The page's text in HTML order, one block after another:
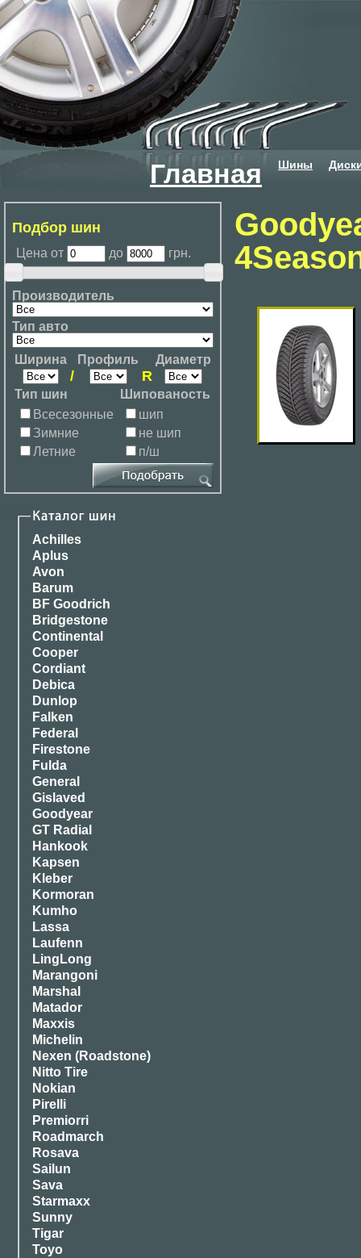
Главная Шины
Подбор шин
Цена от до грн.
Производитель
Тип авто
Ширина Профиль Диаметр
/ R
Тип шин
Шипованость
Всесезонные
Зимние
Летние
шип
не шип
п/ш
Achilles
Aplus
Avon
Barum
BF Goodrich
Bridgestone
Continental
Cooper
Cordiant
Debica
Dunlop
Falken
Federal
Firestone
Fulda
General
Gislaved
Goodyear
GT Radial
Hankook
Kapsen
Kleber
Kormoran
Kumho
Lassa
Laufenn
LingLong
Marangoni
Marshal
Matador
Maxxis
Michelin
Nexen (Roadstone)
Nitto Tire
Nokian
Pirelli
Premiorri
Roadmarch
Rosava
Sailun
Sava
Starmaxx
Sunny
Tigar
Toyo